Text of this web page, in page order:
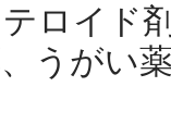
ロイド
うがい